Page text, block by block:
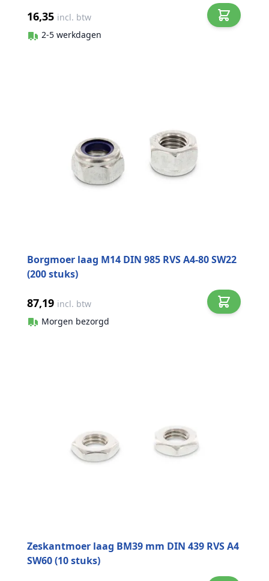
16,35 incl. btw
2-5 werkdagen
Borgmoer laag M14 DIN 985 RVS A4-80 SW22
(200 stuks)
87,19 incl. btw
Morgen bezorgd
Zeskantmoer laag BM39 mm DIN 439 RVS A4
SW60 (10 stuks)